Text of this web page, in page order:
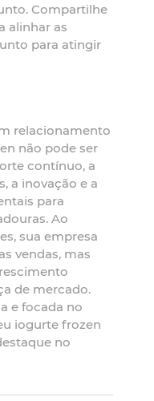
Compartilhe
alinhar as
para atingir
relacionamento
não pode ser
contínuo, a
a inovação e a
para
Ao
sua empresa
vendas, mas
de mercado.
e focada no
iogurte frozen
no